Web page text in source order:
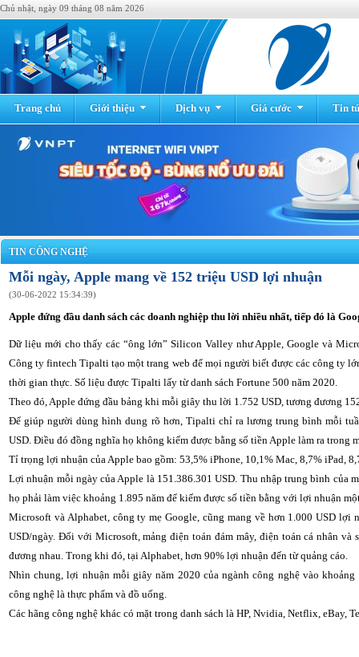
Chủ nhật, ngày 09 tháng 08 năm 2026
Trang chủ Giới thiệu Dịch vụ Giá cước Tin
TIN CÔNG NGHỆ
Mỗi ngày, Apple mang về 152 triệu USD lợi nhuận
(30-06-2022 15:34:39)
Apple đứng đầu danh sách các doanh nghiệp thu lời nhiều nhất, tiếp đó là
Dữ liệu mới cho thấy các “ông lớn” Silicon Valley như Apple, Google và
Công ty fintech Tipalti tạo một trang web để mọi người biết được các công ty
thời gian thực. Số liệu được Tipalti lấy từ danh sách Fortune 500 năm 2020.
Theo đó, Apple đứng đầu bảng khi mỗi giây thu lời 1.752 USD, tương đương
Để giúp người dùng hình dung rõ hơn, Tipalti chỉ ra lương trung bình mỗi
USD. Điều đó đồng nghĩa họ không kiếm được bằng số tiền Apple làm ra trong
Tỉ trọng lợi nhuận của Apple bao gồm: 53,5% iPhone, 10,1% Mac, 8,7% iPad,
Lợi nhuận mỗi ngày của Apple là 151.386.301 USD. Thu nhập trung bình của
họ phải làm việc khoảng 1.895 năm để kiếm được số tiền bằng với lợi nhuận
Microsoft và Alphabet, công ty mẹ Google, cũng mang về hơn 1.000 USD lợi
USD/ngày. Đối với Microsoft, mảng điện toán đám mây, điện toán cá nhân và
đương nhau. Trong khi đó, tại Alphabet, hơn 90% lợi nhuận đến từ quảng cáo.
Nhìn chung, lợi nhuận mỗi giây năm 2020 của ngành công nghệ vào
công nghệ là thực phẩm và đồ uống.
Các hãng công nghệ khác có mặt trong danh sách là HP, Nvidia, Netflix, eBay,